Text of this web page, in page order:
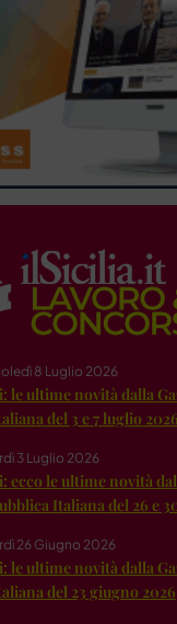
8 Luglio 2026
le ultime novità dalla
del 3 e 7 luglio 2026
3 Luglio 2026
ecco le ultime novità
Italiana del 26 e
26 Giugno 2026
le ultime novità dalla
del 23 giugno 2026